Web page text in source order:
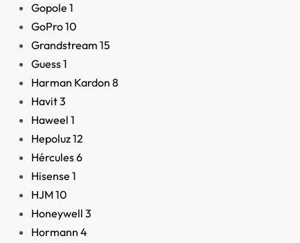
Gopole 1
GoPro10
Grandstream 15
Guess1
Harman Kardon 8
Havit3
Haweel 1
Hepoluz12
Hércules6
Hisense 1
HJM10
Honeywell 3
Hormann 4